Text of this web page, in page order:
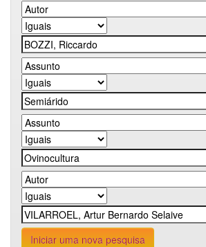
Iniciar uma nova pesquisa